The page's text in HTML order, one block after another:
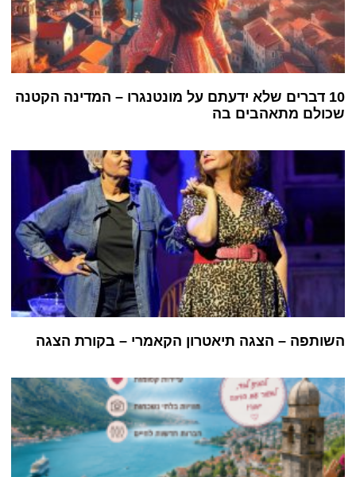
10 דברים שלא ידעתם על מונטנגרו – המדינה הקטנה
שכולם מתאהבים בה
השותפה – הצגה תיאטרון הקאמרי – בקורת הצגה